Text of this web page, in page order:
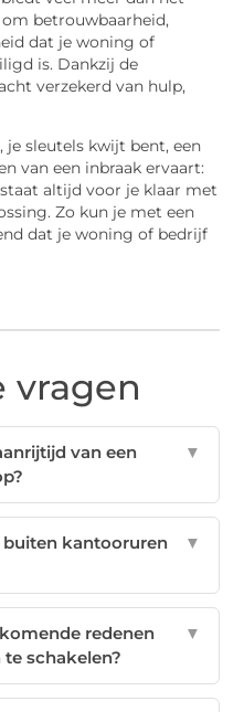
betrouwbaarheid,
dat je woning of
is. Dankzij de
verzekerd van hulp,
sleutels kwijt bent, een
van een inbraak ervaart:
altijd voor je klaar met
Zo kun je met een
dat je woning of bedrijf
vragen
van een
▼
kantooruren
▼
redenen
schakelen?
▼